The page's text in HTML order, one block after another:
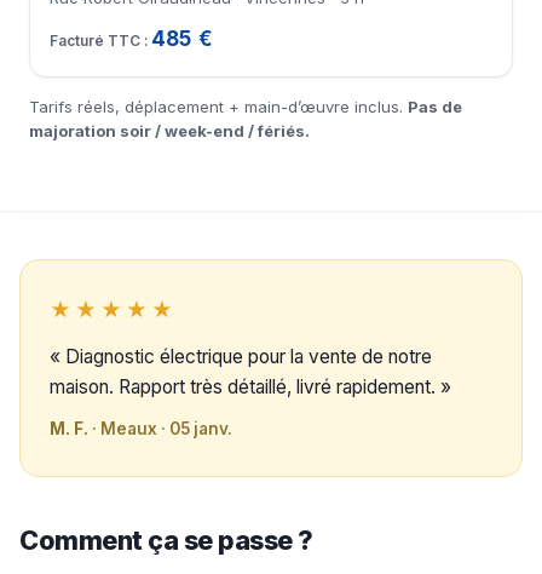
485 €
Tarifs réels, déplacement + main-d’œuvre inclus. Pas de
majoration soir / week-end / fériés.
★★★★★
« Diagnostic électrique pour la vente de notre
maison. Rapport très détaillé, livré rapidement. »
M. F. · Meaux · 05 janv.
Comment ça se passe ?